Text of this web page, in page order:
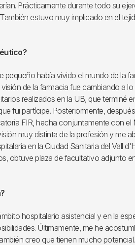
Prácticamente durante todo su
estuvo muy implicado en el
pequeño había vivido el mundo de la
de la farmacia fue cambiando a
realizados en la UB, que terminé
fui partícipe. Posteriormente,
FIR, hecha conjuntamente con el
muy distinta de la profesión y me
en la Ciudad Sanitaria del Vall
obtuve plaza de facultativo adjunto
hospitalario asistencial y en la
Últimamente, me he
creo que tienen mucho